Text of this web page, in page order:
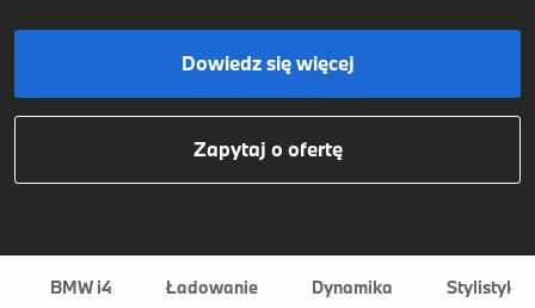
Dowiedz się więcej
Zapytaj o ofertę
BMW i4 Ładowanie Dynamika Stylistyka